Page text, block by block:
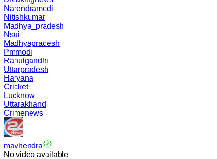
Narendramodi
Nitishkumar
Madhya_pradesh
Nsui
Madhyapradesh
Pmmodi
Rahulgandhi
Uttarpradesh
Haryana
Cricket
Lucknow
Uttarakhand
Crimenews
mavhendra
No video available